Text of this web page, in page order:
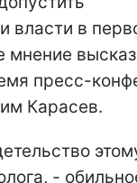
власти в
мнение
пресс-
Карасев.
-